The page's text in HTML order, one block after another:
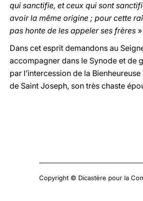
qui sanctifie, et ceux qui sont
avoir la même origine ; pour cette
pas honte de les appeler ses frères
Dans cet esprit demandons au
accompagner dans le Synode et de
par l’intercession de la
de Saint Joseph, son très chaste
Copyright © Dicastère pour la